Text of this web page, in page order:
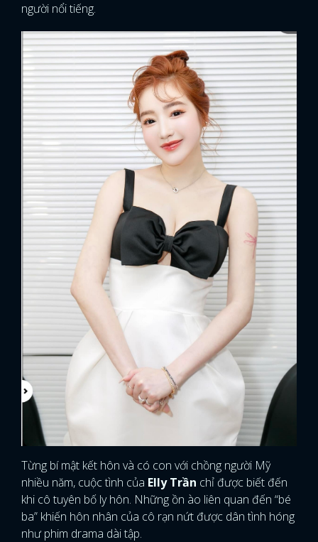
người nổi tiếng.
Từng bí mật kết hôn và có con với chồng người Mỹ
nhiều năm, cuộc tình của Elly Trần chỉ được biết đến
khi cô tuyên bố ly hôn. Những ồn ào liên quan đến “bé
ba” khiến hôn nhân của cô rạn nứt được dân tình hóng
như phim drama dài tập.